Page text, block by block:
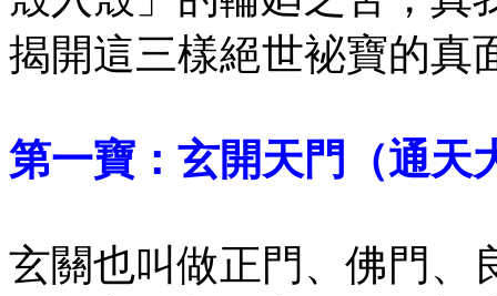
揭開這三樣絕世袐寶的真
第一寶：玄開天門（通天
玄關也叫做正門、佛門、